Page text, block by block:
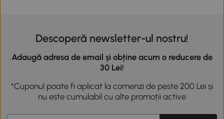
Descoperă newsletter-ul nostru!
Adaugă adresa de email și obține acum o reducere de
30 Lei!
*Cuponul poate fi aplicat la comenzi de peste 200 Lei și
nu este cumulabil cu alte promoții active